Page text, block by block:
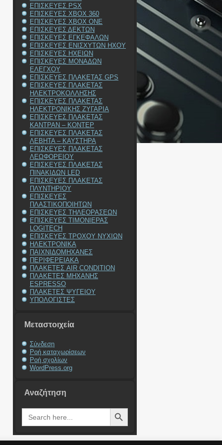
ΕΠΙΣΚΕΥΕΣ PSX
ΕΠΙΣΚΕΥΕΣ XBOX 360
ΕΠΙΣΚΕΥΕΣ XBOX ONE
ΕΠΙΣΚΕΥΕΣ ΔΕΚΤΩΝ
ΕΠΙΣΚΕΥΕΣ ΕΓΚΕΦΑΛΩΝ
ΕΠΙΣΚΕΥΕΣ ΕΝΙΣΧΥΤΩΝ ΗΧΟΥ
ΕΠΙΣΚΕΥΕΣ ΗΧΕΙΩΝ
ΕΠΙΣΚΕΥΕΣ ΜΟΝΑΔΩΝ
ΕΛΕΓΧΟΥ
ΕΠΙΣΚΕΥΕΣ ΠΛΑΚΕΤΑΣ GPS
ΕΠΙΣΚΕΥΕΣ ΠΛΑΚΕΤΑΣ
ΗΛΕΚΤΡΟΚΟΛΛΗΣΗΣ
ΕΠΙΣΚΕΥΕΣ ΠΛΑΚΕΤΑΣ
ΗΛΕΚΤΡΟΝΙΚΗΣ ΖΥΓΑΡΙΑ
ΕΠΙΣΚΕΥΕΣ ΠΛΑΚΕΤΑΣ
ΚΑΝΤΡΑΝ – ΚΟΝΤΕΡ
ΕΠΙΣΚΕΥΕΣ ΠΛΑΚΕΤΑΣ
ΛΕΒΗΤΑ – ΚΑΥΣΤΗΡΑ
ΕΠΙΣΚΕΥΕΣ ΠΛΑΚΕΤΑΣ
ΛΕΩΦΟΡΕΙΟΥ
ΕΠΙΣΚΕΥΕΣ ΠΛΑΚΕΤΑΣ
ΠΙΝΑΚΙΔΩΝ LED
ΕΠΙΣΚΕΥΕΣ ΠΛΑΚΕΤΑΣ
ΠΛΥΝΤΗΡΙΟΥ
ΕΠΙΣΚΕΥΕΣ
ΠΛΑΣΤΙΚΟΠΟΙΗΤΩΝ
ΕΠΙΣΚΕΥΕΣ ΤΗΛΕΟΡΑΣΕΩΝ
ΕΠΙΣΚΕΥΕΣ ΤΙΜΟΝΙΕΡΑΣ
LOGITECH
ΕΠΙΣΚΕΥΕΣ ΤΡΟΧΟΥ ΝΥΧΙΩΝ
ΗΛΕΚΤΡΟΝΙΚΑ
ΠΑΙΧΝΙΔΟΜΗΧΑΝΕΣ
ΠΕΡΙΦΕΡΕΙΑΚΑ
ΠΛΑΚΕΤΕΣ AIR CONDITION
ΠΛΑΚΕΤΕΣ ΜΗΧΑΝΗΣ
ESPRESSO
ΠΛΑΚΕΤΕΣ ΨΥΓΕΙΟΥ
ΥΠΟΛΟΓΙΣΤΕΣ
Μεταστοιχεία
Σύνδεση
Ροή καταχωρίσεων
Ροή σχολίων
WordPress.org
Αναζήτηση
Search
for:
Search Button